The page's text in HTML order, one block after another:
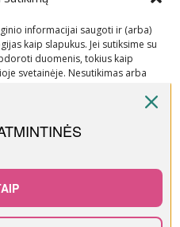
informacijai saugoti ir (arba)
kaip slapukus. Jei sutiksime su
duomenis, tokius kaip
svetainėje. Nesutikimas arba
03600